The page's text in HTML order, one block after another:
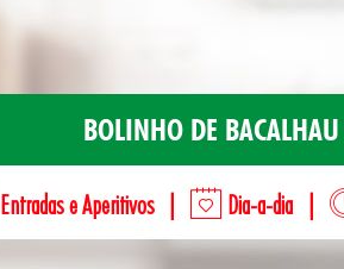
Pipocas
BOLINHO DE BACALHAU
Entradas e Aperitivos Dia-a-dia